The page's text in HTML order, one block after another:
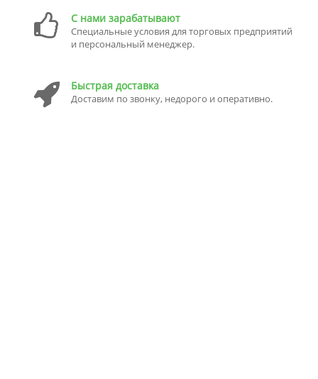
С нами зарабатывают
Специальные условия для торговых предприятий
и персональный менеджер.
Быстрая доставка
Доставим по звонку, недорого и оперативно.